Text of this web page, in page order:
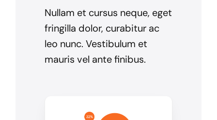
Nullam et cursus neque, eget
fringilla dolor, curabitur ac
leo nunc. Vestibulum et
mauris vel ante finibus.